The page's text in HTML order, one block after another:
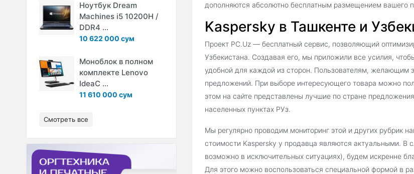
дополняются абсолютно бесплатным размещением вашего
Kaspersky в Ташкенте и
Проект PC.Uz — бесплатный сервис, позволяющий
Узбекистана. Создавая его, мы приложили все усилия,
удобной для каждой из сторон. Пользователям, желающим
предложений. При выборе интересующего товара можно
этом на сайте представлены лучшие по стране
населенных пунктах РУз.
Мы регулярно проводим мониторинг этой и других рубрик
стоимости Kaspersky у продавца являются актуальными. В
возможно в исключительных ситуациях), будем искренне
Для этого можно воспользоваться специальной формой в
Ноутбук Dream
Machines i5 10200H /
DDR4 ...
10 622 000 сум
Моноблок в полном
комплекте Lenovo
IdeaC ...
11 610 000 сум
Смотреть все